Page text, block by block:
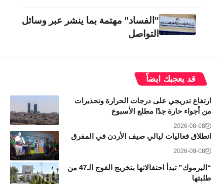
"الفساد" مهتمة بما ينشر عبر وسائل
التواصل
قد يعجبك ايضاً
ارتفاع تدريجي على درجات الحرارة وتحذيرات
من أجواء حارة جدًا مطلع الأسبوع
2026-08-08
انطلاق فعاليات ليالي صيف الأردن في المفرق
2026-08-08
“اليرموك” تبدأ احتفالاتها بتخريج الفوج الـ47 من
طلبتها